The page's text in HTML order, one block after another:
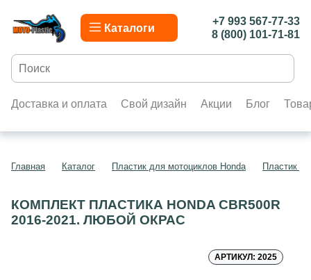
Каталоги
+7 993 567-77-33
8 (800) 101-71-81
Доставка и оплата Свой дизайн Акции Блог
Главная Каталог Пластик для мотоциклов Honda Пластик
КОМПЛЕКТ ПЛАСТИКА HONDA CBR500R
2016-2021. ЛЮБОЙ ОКРАС
АРТИКУЛ: 2025